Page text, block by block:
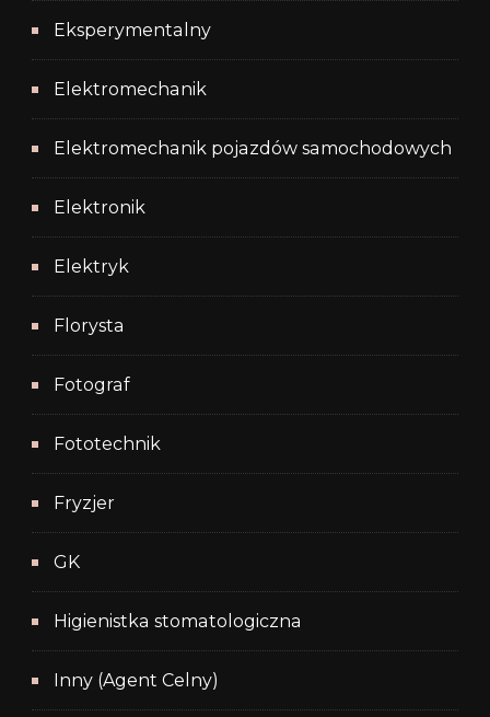
Eksperymentalny
Elektromechanik
Elektromechanik pojazdów samochodowych
Elektronik
Elektryk
Florysta
Fotograf
Fototechnik
Fryzjer
GK
Higienistka stomatologiczna
Inny (Agent Celny)